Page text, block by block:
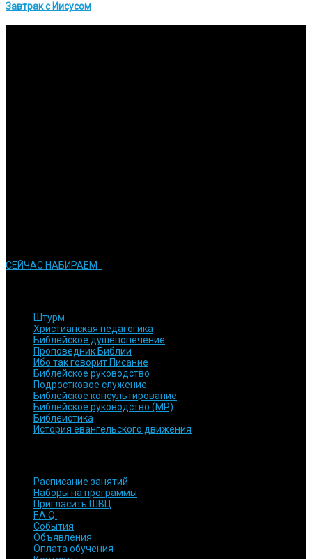
Завтрак с Иисусом
СЕЙЧАС НАБИРАЕМ
Штурм
Христианская педагогика
Библейское душепопечение
Проповедник Библии
Ибо так говорит Писание
Библейское руководство
Подростковое служение
Библейское консультирование
Библейское руководство (МР)
Библеистика
История евангельского движения
Расписание занятий
Наборы на программы
Пригласить ШВЦ
F.A.Q.
События
Объявления
Оплата обучения